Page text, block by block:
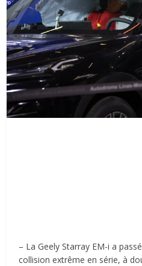
– La Geely Starray EM-i a
collision extrême en série, à